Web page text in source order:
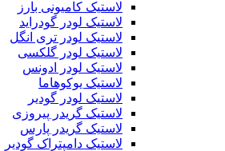
لاستیک کامیونی بارز
لاستیک لودر گودراید
لاستیک لودر تری انگل
لاستیک لودر گلکسی
لاستیک لودر ادونس
لاستیک یوکوهاما
لاستیک لودر گودیر
لاستیک گریدر پیروزی
لاستیک گریدر پارس
لاستیک دامپتراک گودیر